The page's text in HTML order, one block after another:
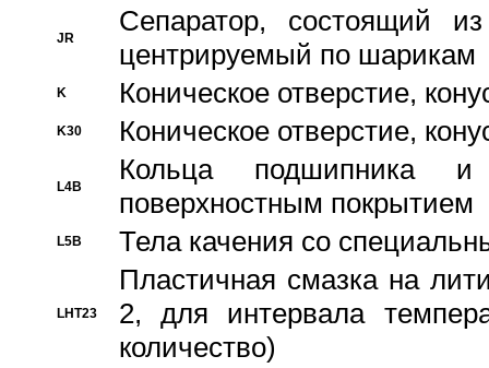
JR
Сепаратор, состоящий
центрируемый по шарикам
K Коническое отверстие,
K30 Коническое отверстие,
L4B
Кольца подшипника
поверхностным покрытием
L5B Тела качения со
LHT23
Пластичная смазка на
2, для интервала
количество)